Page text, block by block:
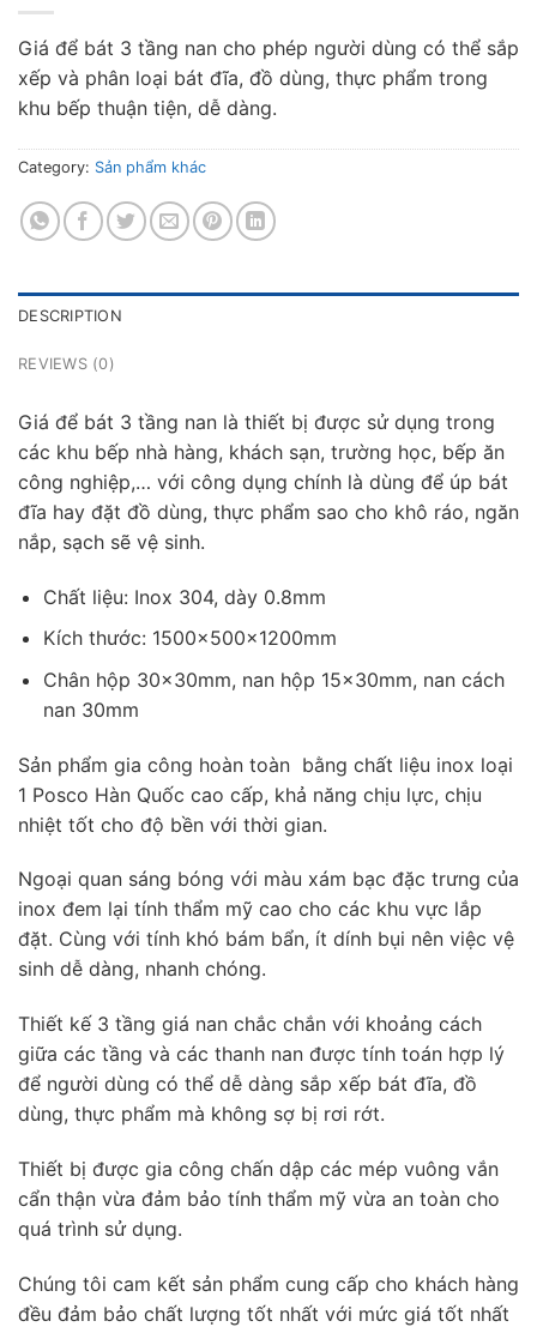
Giá để bát 3 tầng nan cho phép người dùng có thể sắp
xếp và phân loại bát đĩa, đồ dùng, thực phẩm trong
khu bếp thuận tiện, dễ dàng.
Category: Sản phẩm khác
DESCRIPTION
REVIEWS (0)
Giá để bát 3 tầng nan là thiết bị được sử dụng trong
các khu bếp nhà hàng, khách sạn, trường học, bếp ăn
công nghiệp,… với công dụng chính là dùng để úp bát
đĩa hay đặt đồ dùng, thực phẩm sao cho khô ráo, ngăn
nắp, sạch sẽ vệ sinh.
Chất liệu: Inox 304, dày 0.8mm
Kích thước: 1500×500×1200mm
Chân hộp 30×30mm, nan hộp 15×30mm, nan cách
nan 30mm
Sản phẩm gia công hoàn toàn bằng chất liệu inox loại
1 Posco Hàn Quốc cao cấp, khả năng chịu lực, chịu
nhiệt tốt cho độ bền với thời gian.
Ngoại quan sáng bóng với màu xám bạc đặc trưng của
inox đem lại tính thẩm mỹ cao cho các khu vực lắp
đặt. Cùng với tính khó bám bẩn, ít dính bụi nên việc vệ
sinh dễ dàng, nhanh chóng.
Thiết kế 3 tầng giá nan chắc chắn với khoảng cách
giữa các tầng và các thanh nan được tính toán hợp lý
để người dùng có thể dễ dàng sắp xếp bát đĩa, đồ
dùng, thực phẩm mà không sợ bị rơi rớt.
Thiết bị được gia công chấn dập các mép vuông vắn
cẩn thận vừa đảm bảo tính thẩm mỹ vừa an toàn cho
quá trình sử dụng.
Chúng tôi cam kết sản phẩm cung cấp cho khách hàng
đều đảm bảo chất lượng tốt nhất với mức giá tốt nhất